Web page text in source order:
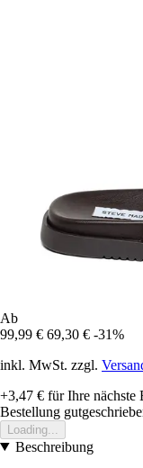
Ab
99,99 € 69,30 € -31%
inkl. MwSt. zzgl.
+3,47 € für Ihre nächste
Bestellung
Loading...
Beschreibung